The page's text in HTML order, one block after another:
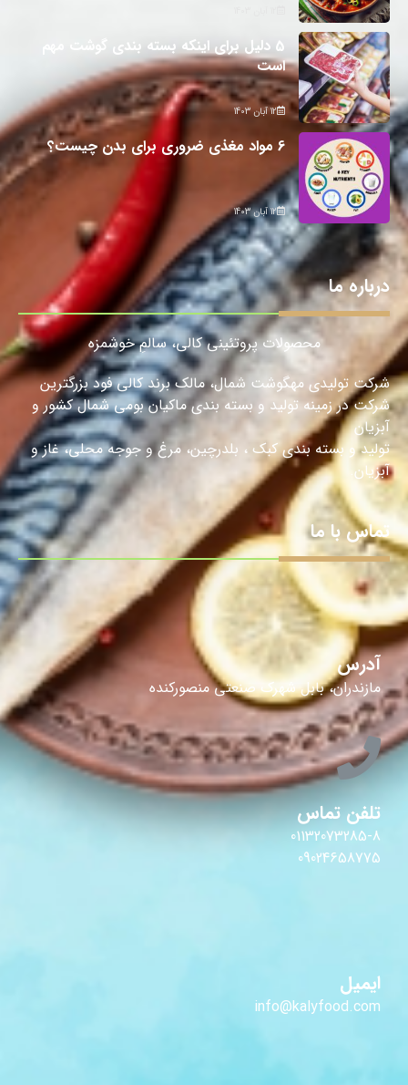
5 دلیل برای اینکه بسته بندی گوشت مهم
است
12 آبان 1403
6 مواد مغذی ضروری برای بدن چیست؟
12 آبان 1403
درباره ما
محصولات پروتئینی کالی، سالمِ خوشمزه
شرکت تولیدی مهگوشت شمال، مالک برند کالی فود بزرگترین
شرکت در زمینه تولید و بسته بندی ماکیان بومی شمال کشور و
آبزیان
تولید و بسته بندی کبک ، بلدرچین، مرغ و جوجه محلی، غاز و
آبزیان.
تماس با ما
آدرس
مازندران، بابل شهرک صنعتی منصورکنده
تلفن تماس
01132073285-8
09024658775
ایمیل
info@kalyfood.com